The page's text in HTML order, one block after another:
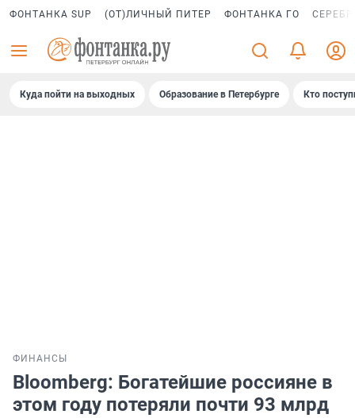
ФОНТАНКА SUP (ОТ)ЛИЧНЫЙ ПИТЕР ФОНТАНКА ГО
Куда пойти на выходных Образование в Петербурге Кто
ФИНАНСЫ
Bloomberg: Богатейшие россияне в
этом году потеряли почти 93 млрд